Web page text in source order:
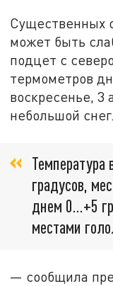
Существенных
может быть
подцет с
термометров
воскресенье, 3
небольшой снег.
Температура
градусов,
днем 0...+5
местами
— сообщила